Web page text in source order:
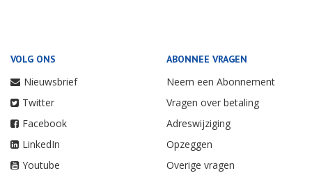
VOLG ONS
Nieuwsbrief
Twitter
Facebook
LinkedIn
Youtube
ABONNEE VRAGEN
Neem een Abonnement
Vragen over betaling
Adreswijziging
Opzeggen
Overige vragen